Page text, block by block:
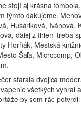
stojí aj krásna
týmto ďakujeme.
Husáriková, Ivánová,
ďalej z firiem treba
Horňák, Mestská
Šaľa, Microcomp,
starala dvojica
všetkých vyhral
by som rád